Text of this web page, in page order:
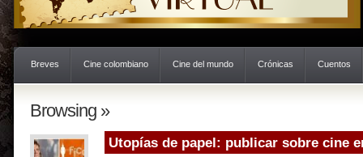
Breves Cine colombiano Cine del mundo Crónicas Cuentos
Browsing »
Utopías de papel: publicar sobre cine